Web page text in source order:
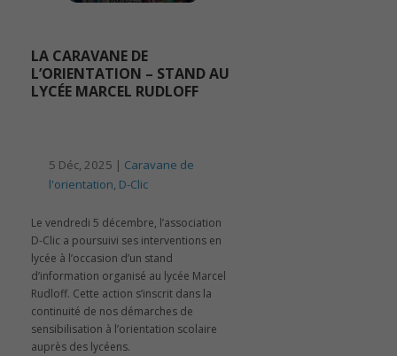
LA CARAVANE DE
L’ORIENTATION – STAND AU
LYCÉE MARCEL RUDLOFF
5 Déc, 2025 | Caravane de
l'orientation, D-Clic
Le vendredi 5 décembre, l’association
D-Clic a poursuivi ses interventions en
lycée à l’occasion d’un stand
d’information organisé au lycée Marcel
Rudloff. Cette action s’inscrit dans la
continuité de nos démarches de
sensibilisation à l’orientation scolaire
auprès des lycéens.